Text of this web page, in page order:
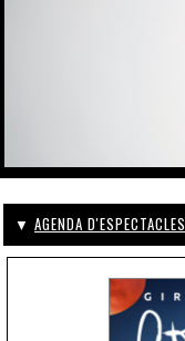
▼ AGENDA D'ESPECTACLES